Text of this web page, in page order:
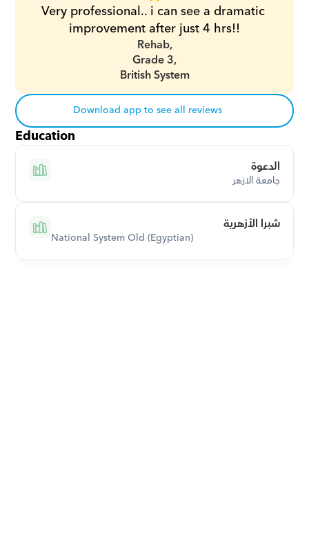
Very professional.. i can see a dramatic
improvement after just 4 hrs!!
Rehab,
Grade 3,
British System
Download app to see all reviews
Education
الدعوة
جامعة الازهر
شبرا الأزهرية
National System Old (Egyptian)